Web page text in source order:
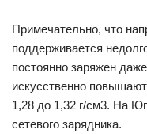
Примечательно, что
поддерживается
постоянно заряжен
искусственно
1,28 до 1,32 г/см3. На
сетевого зарядника.